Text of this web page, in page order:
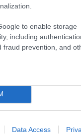
to enable storage
including
fraud prevention, and
Data Access